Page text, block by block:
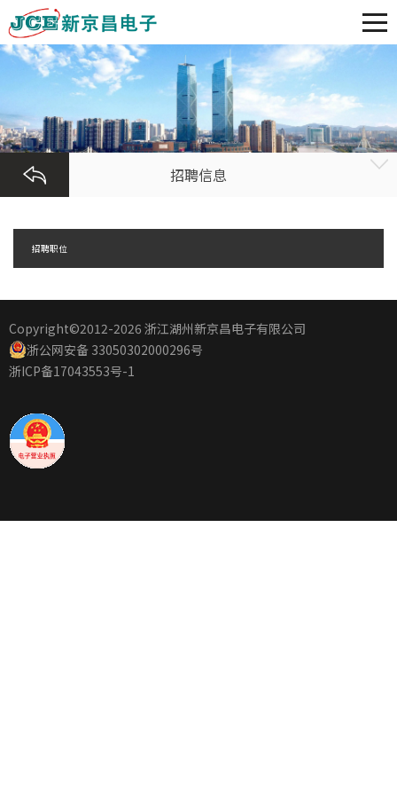
招聘信息
招聘职位
Copyright©2012-2026 浙江湖州新京昌电子有限公司
浙公网安备 33050302000296号
浙ICP备17043553号-1